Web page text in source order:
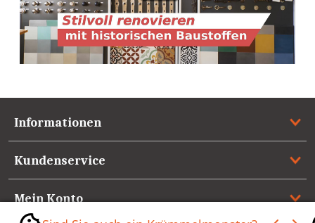
Informationen
Kundenservice
Mein Konto